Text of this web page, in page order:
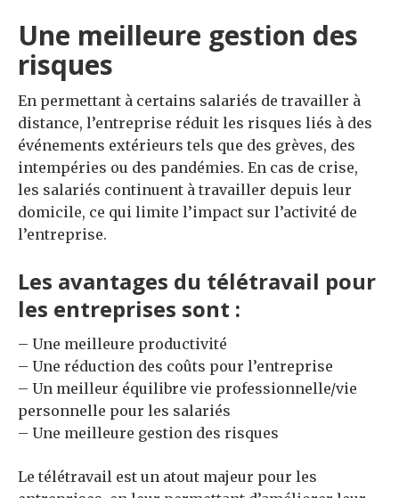
Une meilleure gestion des
risques
En permettant à certains salariés de travailler à
distance, l’entreprise réduit les risques liés à des
événements extérieurs tels que des grèves, des
intempéries ou des pandémies. En cas de crise,
les salariés continuent à travailler depuis leur
domicile, ce qui limite l’impact sur l’activité de
l’entreprise.
Les avantages du télétravail pour
les entreprises sont :
– Une meilleure productivité
– Une réduction des coûts pour l’entreprise
– Un meilleur équilibre vie professionnelle/vie
personnelle pour les salariés
– Une meilleure gestion des risques
Le télétravail est un atout majeur pour les